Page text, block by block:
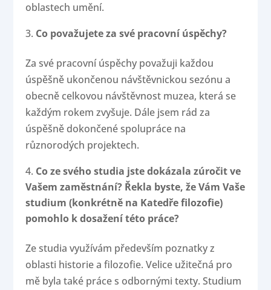
oblastech umění.
Co považujete za své pracovní úspěchy?
Za své pracovní úspěchy považuji každou
úspěšně ukončenou návštěvnickou sezónu a
obecně celkovou návštěvnost muzea, která se
každým rokem zvyšuje. Dále jsem rád za
úspěšně dokončené spolupráce na
různorodých projektech.
Co ze svého studia jste dokázala zúročit ve
Vašem zaměstnání? Řekla byste, že Vám Vaše
studium (konkrétně na Katedře filozofie)
pomohlo k dosažení této práce?
Ze studia využívám především poznatky z
oblasti historie a filozofie. Velice užitečná pro
mě byla také práce s odbornými texty. Studium